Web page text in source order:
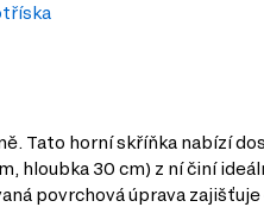
Tato horní skříňka nabízí
hloubka 30 cm) z ní činí
povrchová úprava